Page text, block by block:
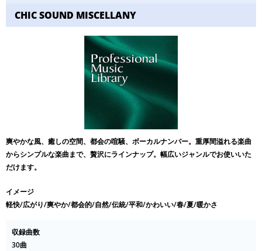
CHIC SOUND MISCELLANY
爽やかな風、癒しの空間、都会の喧騒、ボーカルナンバー。重厚間溢れる楽曲
からシンプルな楽曲まで、贅沢にラインナップ。幅広いジャンルでお使いいた
だけます。
イメージ
軽快/広がり/爽やか/都会的/自然/伝統/平和/かわいい/春/夏/暖かさ
収録曲数
30曲